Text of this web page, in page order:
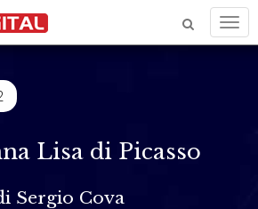
Lisa di Picasso
Sergio Cova